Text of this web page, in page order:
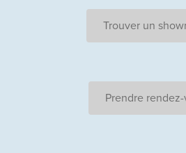
Trouver un
Prendre